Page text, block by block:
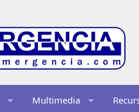
Multimedia